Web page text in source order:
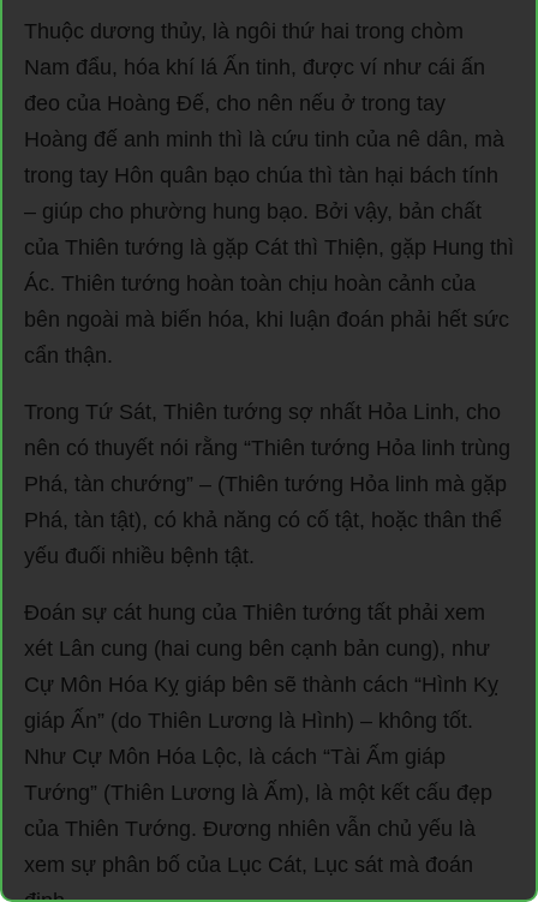
Thuộc dương thủy, là ngôi thứ hai trong chòm
Nam đẩu, hóa khí lá Ấn tinh, được ví như cái ấn
đeo của Hoàng Đế, cho nên nếu ở trong tay
Hoàng đế anh minh thì là cứu tinh của nê dân, mà
trong tay Hôn quân bạo chúa thì tàn hại bách tính
– giúp cho phường hung bạo. Bởi vậy, bản chất
của Thiên tướng là gặp Cát thì Thiện, gặp Hung thì
Ác. Thiên tướng hoàn toàn chịu hoàn cảnh của
bên ngoài mà biến hóa, khi luận đoán phải hết sức
cẩn thận.
Trong Tứ Sát, Thiên tướng sợ nhất Hỏa Linh, cho
nên có thuyết nói rằng “Thiên tướng Hỏa linh trùng
Phá, tàn chướng” – (Thiên tướng Hỏa linh mà gặp
Phá, tàn tật), có khả năng có cố tật, hoặc thân thể
yếu đuối nhiều bệnh tật.
Đoán sự cát hung của Thiên tướng tất phải xem
xét Lân cung (hai cung bên cạnh bản cung), như
Cự Môn Hóa Kỵ giáp bên sẽ thành cách “Hình Kỵ
giáp Ấn” (do Thiên Lương là Hình) – không tốt.
Như Cự Môn Hóa Lộc, là cách “Tài Ấm giáp
Tướng” (Thiên Lương là Ấm), là một kết cấu đẹp
của Thiên Tướng. Đương nhiên vẫn chủ yếu là
xem sự phân bố của Lục Cát, Lục sát mà đoán